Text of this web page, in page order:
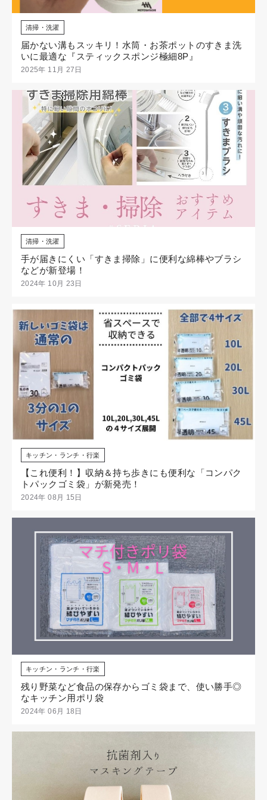
清掃・洗濯
届かない溝もスッキリ！水筒・お茶ポットのすきま洗
いに最適な『スティックスポンジ極細8P』
2025年 11月 27日
清掃・洗濯
手が届きにくい「すきま掃除」に便利な綿棒やブラシ
などが新登場！
2024年 10月 23日
キッチン・ランチ・行楽
【これ便利！】収納＆持ち歩きにも便利な「コンパク
トパックゴミ袋」が新発売！
2024年 08月 15日
キッチン・ランチ・行楽
残り野菜など食品の保存からゴミ袋まで、使い勝手◎
なキッチン用ポリ袋
2024年 06月 18日